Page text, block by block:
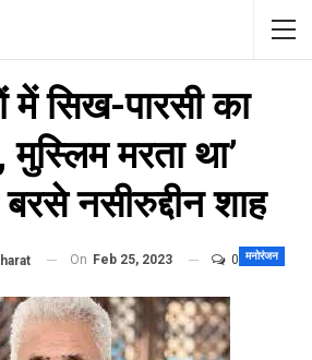
में सिख-पारसी का
मरता था’
नसीरुद्दीन शाह
मनोरंजन
On Feb 25, 2023 0